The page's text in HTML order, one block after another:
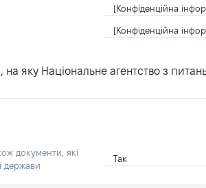
[Конфіденційна
[Конфіденційна
яку Національне агентство з
документи, які
держави
Так